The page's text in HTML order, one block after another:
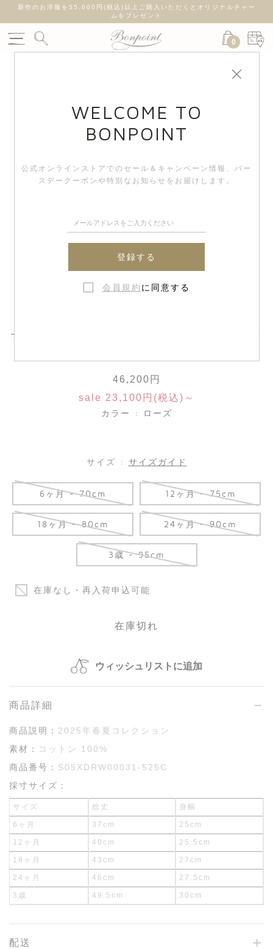
新作のお洋服を55,000円(税込)以上ご購入いただくとオリジナルチャー
ムをプレゼント
0
マルスカ スモッキングドレス リバティフ
46,200円
sale 23,100円(税込)～
カラー : ローズ
サイズ : サイズガイド
6ヶ月 - 70cm 12ヶ月 - 75cm
18ヶ月 - 80cm 24ヶ月 - 90cm
3歳 - 95cm
在庫なし・再入荷申込可能
在庫切れ
ウィッシュリストに追加
商品詳細
商品説明： 2025年春夏コレクション
素材：
コットン 100%
商品番号： S05XDRW00031-525C
採寸サイズ：
サイズ 総丈 身幅
6ヶ月 37cm 25cm
12ヶ月 40cm 25.5cm
18ヶ月 43cm 27cm
24ヶ月 46cm 27.5cm
3歳 49.5cm 30cm
配送
WELCOME TO
BONPOINT
公式オンラインストアでのセール＆キャンペーン情報、 バー
スデークーポンや特別なお知らせをお届けします。
登録する
会員規約 に同意する